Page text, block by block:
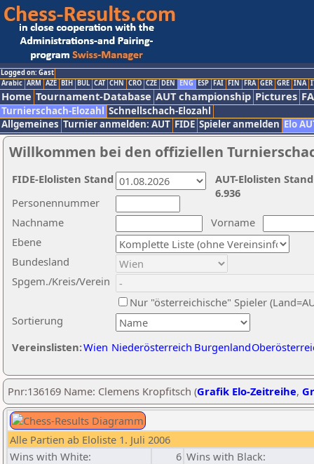
Logged on: Gast
Arabic ARM AZE BIH BUL CAT CHN CRO CZE DEN ENG ESP FAI FIN FRA GER GRE INA
Home Tournament-Database AUT championship Pictures
Turnierschach-Elozahl Schnellschach-Elozahl
Allgemeines Turnier anmelden: AUT FIDE Spieler anmelden Elo
Willkommen bei den offiziellen
Nachname
Vorname
Ebene
Sortierung
Personennummer
Bundesland
Spgem./Kreis/Verein
Nur "österreichische" Spieler
Vereinslisten:Wien Niederösterreich Burgenland
AUT-Elolisten
6.936
FIDE-Elolisten Stand
Pnr:136169 Name: Clemens Kropfitsch (Grafik Elo-Zeitreihe,
Alle Partien ab Eloliste 1. Juli 2006
Wins with White:
6 Wins with Black: